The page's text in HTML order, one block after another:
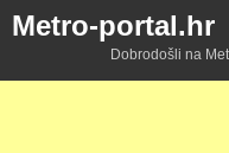
Metro-portal.hr
Dobrodošli na